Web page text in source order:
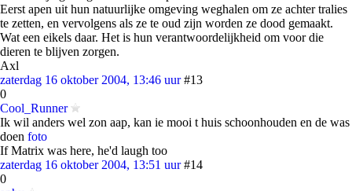
Eerst apen uit hun natuurlijke omgeving weghalen om ze achter tralies
te zetten, en vervolgens als ze te oud zijn worden ze dood gemaakt.
Wat een eikels daar. Het is hun verantwoordelijkheid om voor die
dieren te blijven zorgen.
Axl
zaterdag 16 oktober 2004, 13:46 uur #13
0
Cool_Runner
Ik wil anders wel zon aap, kan ie mooi t huis schoonhouden en de was
doen foto
If Matrix was here, he'd laugh too
zaterdag 16 oktober 2004, 13:51 uur #14
0